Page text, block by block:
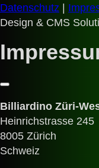
Datenschutz
Design & CMS
Billiardino Züri-
Heinrichstrasse 245
8005 Zürich
Schweiz